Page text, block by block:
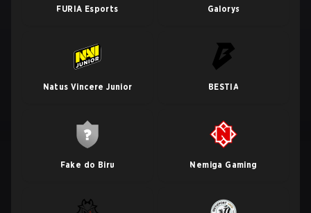
FURIA Esports Galorys
Natus Vincere Junior BESTIA
Fake do Biru Nemiga Gaming